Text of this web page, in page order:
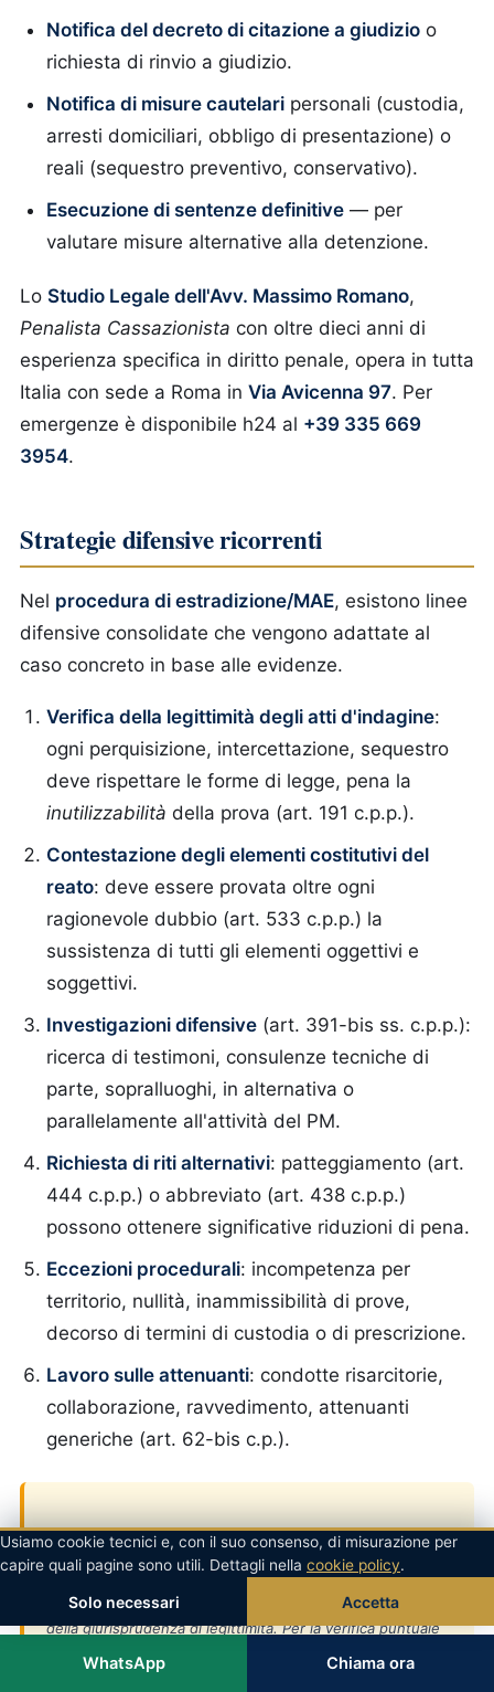
Notifica del decreto di citazione a giudizio o
richiesta di rinvio a giudizio.
Notifica di misure cautelari personali (custodia,
arresti domiciliari, obbligo di presentazione) o
reali (sequestro preventivo, conservativo).
Esecuzione di sentenze definitive — per
valutare misure alternative alla detenzione.
Lo Studio Legale dell'Avv. Massimo Romano,
Penalista Cassazionista con oltre dieci anni di
esperienza specifica in diritto penale, opera in tutta
Italia con sede a Roma in Via Avicenna 97. Per
emergenze è disponibile h24 al +39 335 669
3954.
Strategie difensive ricorrenti
Nel procedura di estradizione/MAE, esistono linee
difensive consolidate che vengono adattate al
caso concreto in base alle evidenze.
Verifica della legittimità degli atti d'indagine:
ogni perquisizione, intercettazione, sequestro
deve rispettare le forme di legge, pena la
inutilizzabilità della prova (art. 191 c.p.p.).
Contestazione degli elementi costitutivi del
reato: deve essere provata oltre ogni
ragionevole dubbio (art. 533 c.p.p.) la
sussistenza di tutti gli elementi oggettivi e
soggettivi.
Investigazioni difensive (art. 391-bis ss. c.p.p.):
ricerca di testimoni, consulenze tecniche di
parte, sopralluoghi, in alternativa o
parallelamente all'attività del PM.
Richiesta di riti alternativi: patteggiamento (art.
444 c.p.p.) o abbreviato (art. 438 c.p.p.)
possono ottenere significative riduzioni di pena.
Eccezioni procedurali: incompetenza per
territorio, nullità, inammissibilità di prove,
decorso di termini di custodia o di prescrizione.
Lavoro sulle attenuanti: condotte risarcitorie,
collaborazione, ravvedimento, attenuanti
generiche (art. 62-bis c.p.).
Principi consolidati di legittimità
I riferimenti seguenti richiamano orientamenti generali
della giurisprudenza di legittimità. Per la verifica puntuale
opportuno consultare un Avvocato penalista a Roma
WhatsApp Chiama ora
Usiamo cookie tecnici e, con il suo consenso, di misurazione per
capire quali pagine sono utili. Dettagli nella cookie policy.
Solo necessari Accetta